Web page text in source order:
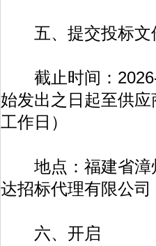
五、提交投标文
截止时间：2026-
始发出之日起至供
工作日）
地点：福建省漳
达招标代理有限公司
六、开启